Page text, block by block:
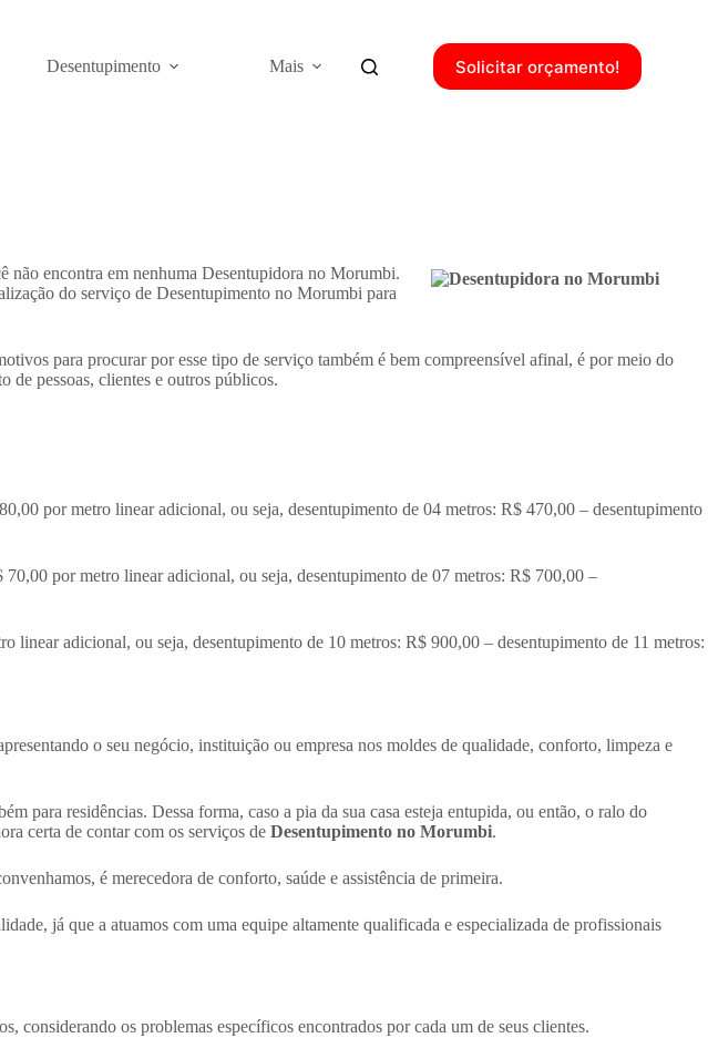
Desentupimento Mais Solicitar orçamento!
não encontra em nenhuma Desentupidora no Morumbi.
do serviço de Desentupimento no Morumbi para
para procurar por esse tipo de serviço também é bem compreensível afinal, é por meio do
de pessoas, clientes e outros públicos.
por metro linear adicional, ou seja, desentupimento de 04 metros: R$ 470,00 – desentupimento
por metro linear adicional, ou seja, desentupimento de 07 metros: R$ 700,00 –
linear adicional, ou seja, desentupimento de 10 metros: R$ 900,00 – desentupimento de 11 metros:
o seu negócio, instituição ou empresa nos moldes de qualidade, conforto, limpeza e
para residências. Dessa forma, caso a pia da sua casa esteja entupida, ou então, o ralo do
certa de contar com os serviços de Desentupimento no Morumbi.
é merecedora de conforto, saúde e assistência de primeira.
já que a atuamos com uma equipe altamente qualificada e especializada de profissionais
os problemas específicos encontrados por cada um de seus clientes.